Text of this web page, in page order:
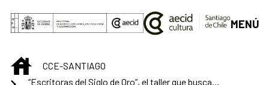
Saltar al contenido principal
MENÚ
INICIOCCE-SANTIAGO